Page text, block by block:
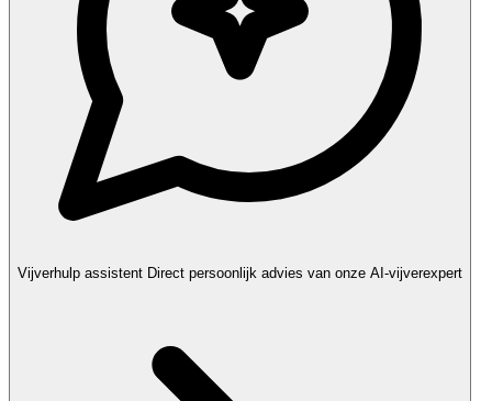
Vijverhulp assistent Direct persoonlijk advies van onze AI-vijverexpert